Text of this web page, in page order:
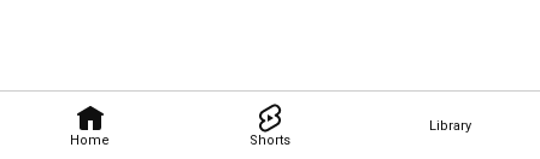
Home Shorts
Library